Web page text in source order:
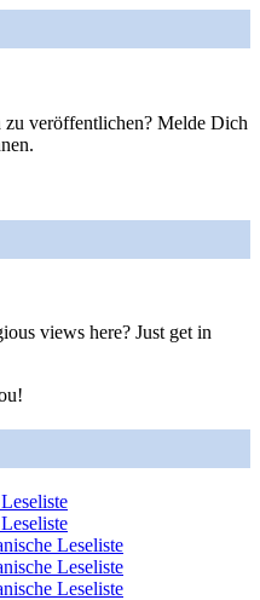
veröffentlichen? Melde Dich
views here? Just get in
Leseliste
Leseliste
Leseliste